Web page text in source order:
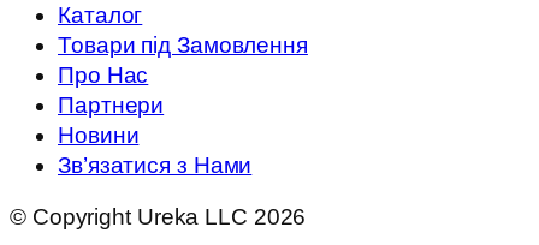
Каталог
Товари під Замовлення
Про Нас
Партнери
Новини
Зв’язатися з Нами
© Copyright Ureka LLC 2026